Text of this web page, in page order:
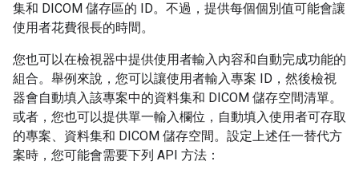
集和 DICOM 儲存區的 ID。不過，提供每個個別值可能會讓
使用者花費很長的時間。
您也可以在檢視器中提供使用者輸入內容和自動完成功能的
組合。舉例來說，您可以讓使用者輸入專案 ID，然後檢視
器會自動填入該專案中的資料集和 DICOM 儲存空間清單。
或者，您也可以提供單一輸入欄位，自動填入使用者可存取
的專案、資料集和 DICOM 儲存空間。設定上述任一替代方
案時，您可能會需要下列 API 方法：